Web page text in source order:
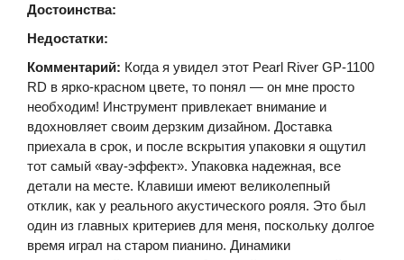
Достоинства:
Недостатки:
Комментарий: Когда я увидел этот Pearl River GP-1100
RD в ярко-красном цвете, то понял — он мне просто
необходим! Инструмент привлекает внимание и
вдохновляет своим дерзким дизайном. Доставка
приехала в срок, и после вскрытия упаковки я ощутил
тот самый «вау-эффект». Упаковка надежная, все
детали на месте. Клавиши имеют великолепный
отклик, как у реального акустического рояля. Это был
один из главных критериев для меня, поскольку долгое
время играл на старом пианино. Динамики